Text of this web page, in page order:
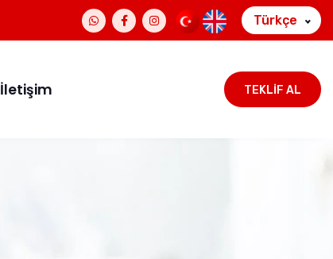
Türkçe
İletişim TEKLIF AL